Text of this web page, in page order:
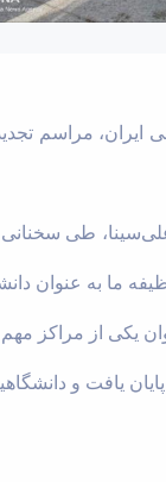
مراسم
طی